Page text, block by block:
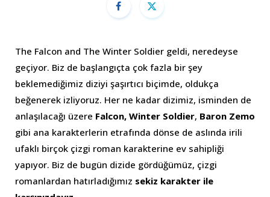
The Falcon and The Winter Soldier geldi, neredeyse
geçiyor. Biz de başlangıçta çok fazla bir şey
beklemediğimiz diziyi şaşırtıcı biçimde, oldukça
beğenerek izliyoruz. Her ne kadar dizimiz, isminden de
anlaşılacağı üzere Falcon, Winter Soldier, Baron Zemo
gibi ana karakterlerin etrafında dönse de aslında irili
ufaklı birçok çizgi roman karakterine ev sahipliği
yapıyor. Biz de bugün dizide gördüğümüz, çizgi
romanlardan hatırladığımız sekiz karakter ile